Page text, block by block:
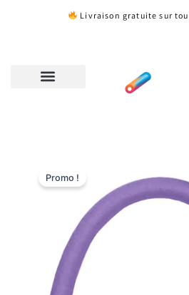
Livraison gratuite sur
Promo !